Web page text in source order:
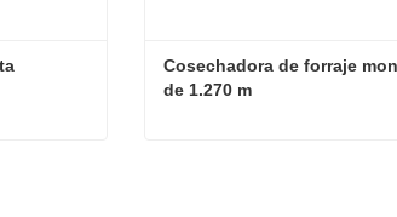
Cosechadora de forraje
de 1.270 m